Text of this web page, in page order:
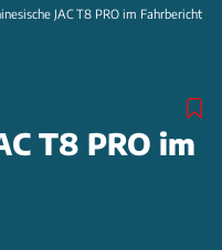
JAC T8 PRO im Fahrbericht
T8 PRO im